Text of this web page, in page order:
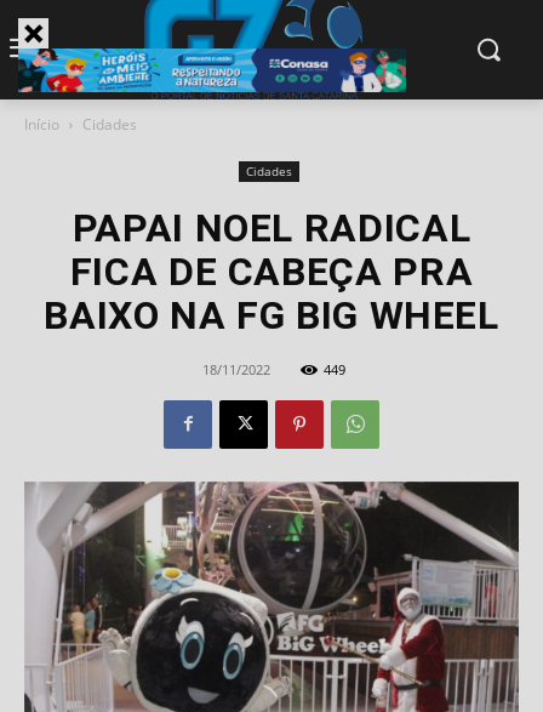
Início Cidades
Cidades
PAPAI NOEL RADICAL
FICA DE CABEÇA PRA
BAIXO NA FG BIG WHEEL
18/11/2022 449
modal-check